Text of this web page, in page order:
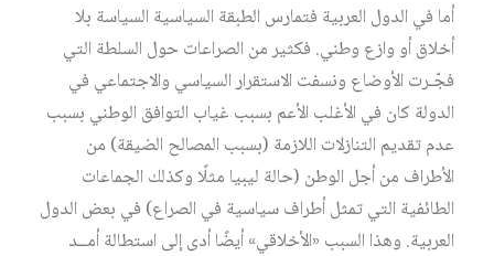
أما في الدول العربية فتمارس الطبقة السياسية السياسة بلا
أخلاق أو وازع وطني. فكثير من الصراعات حول السلطة التي
فجّـرت الأوضاع ونسفت الاستقرار السياسي والاجتماعي في
الدولة كان في الأغلب الأعم بسبب غياب التوافق الوطني بسبب
عدم تقديم التنازلات اللازمة (بسبب المصالح الضيقة) من
الأطراف من أجل الوطن (حالة ليبيا مثلًا وكذلك الجماعات
الطائفية التي تمثل أطراف سياسية في الصراع) في بعض الدول
العربية. وهذا السبب «الأخلاقي» أيضًا أدى إلى استطالة أمــد